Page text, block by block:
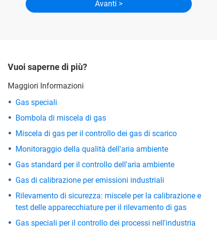
Vuoi saperne di più?
Maggiori Informazioni
Gas speciali
Bombola di miscela di gas
Miscela di gas per il controllo dei gas di scarico
Monitoraggio della qualità dell'aria ambiente
Gas standard per il controllo dell'aria ambiente
Gas di calibrazione per emissioni industriali
Rilevamento di sicurezza: miscele per la calibrazione e
test delle apparecchiature per il rilevamento di gas
Gas speciali per il controllo dei processi nell'industria